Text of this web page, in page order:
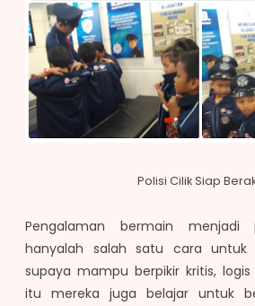
Polisi Cilik Siap
Pengalaman bermain menjadi
hanyalah salah satu cara untuk
supaya mampu berpikir kritis,
itu mereka juga belajar untuk